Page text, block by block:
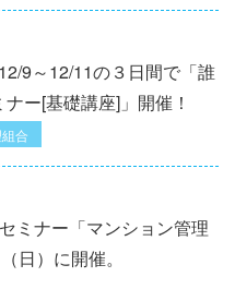
9～12/11の３日間で「誰
ー[基礎講座]」開催！
合
ミナー「マンション管理
⽇）に開催。